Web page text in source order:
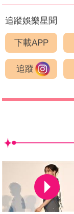
追蹤娛樂星聞
下載APP
追蹤